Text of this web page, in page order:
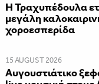
Η Τραχυπέδουλα
μεγάλη
χοροεσπερίδα
15 AUGUST 2026
Αυγουστιάτικο